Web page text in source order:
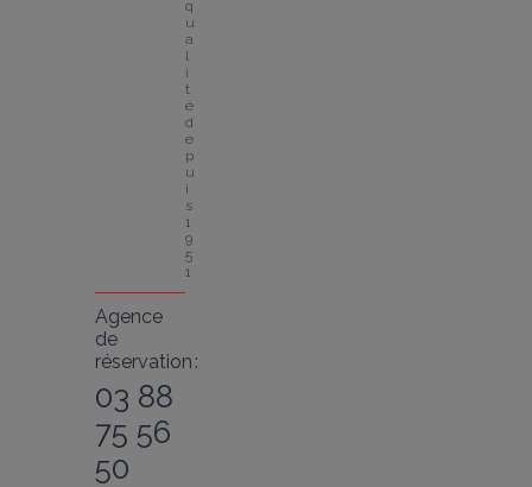
q
u
a
l
i
t
é
d
e
p
u
i
s
1
9
5
1
Agence
de
réservation :
03 88
75 56
50